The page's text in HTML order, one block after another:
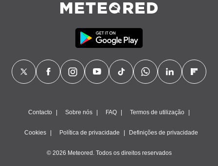
Contacto Sobre nós FAQ Termos de utilização
Cookies Política de privacidade Definições de privacidade
© 2026 Meteored. Todos os direitos reservados